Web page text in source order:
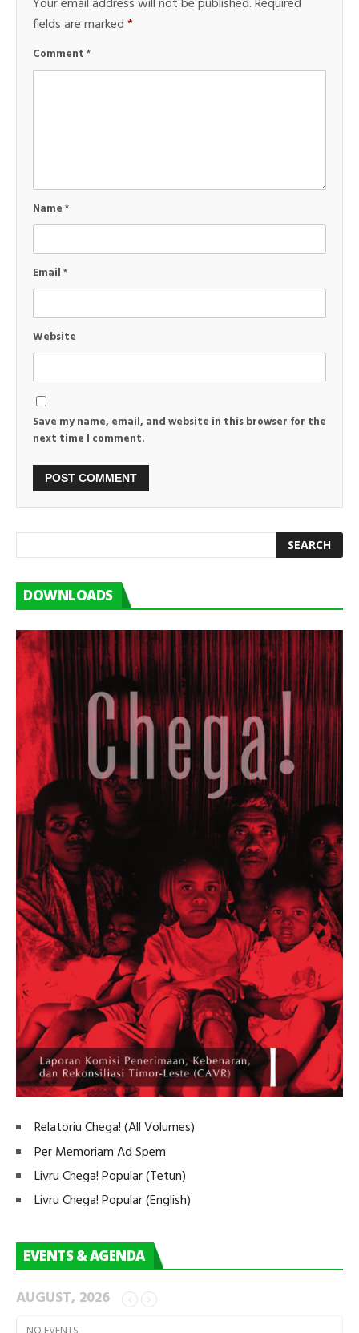
fields are marked*
Comment*
Name*
Email*
Website
Save my name, email, and website in this browser for the
next time I comment.
DOWNLOADS
Relatoriu Chega! (All Volumes)
Per Memoriam Ad Spem
Livru Chega! Popular (Tetun)
Livru Chega! Popular (English)
EVENTS & AGENDA
AUGUST, 2026